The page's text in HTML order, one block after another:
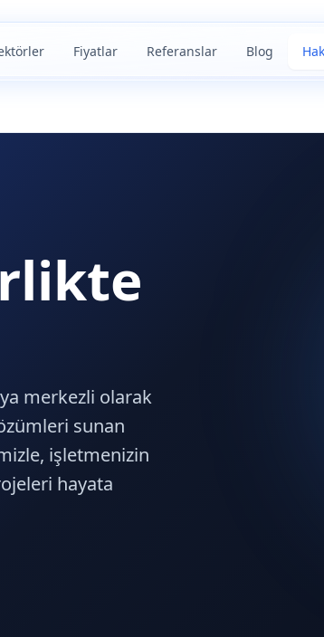
Fiyatlar Referanslar Blog
merkezli olarak
sunan
işletmenizin
hayata